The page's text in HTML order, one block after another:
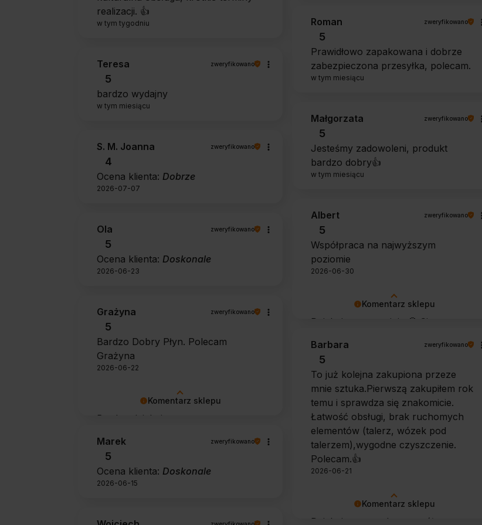
realizacji. 👍️
w tym tygodniu Roman zweryfikowano
5
Prawidłowo zapakowana i dobrze
zabezpieczona przesyłka, polecam.
w tym miesiącu
Teresa zweryfikowano
5
bardzo wydajny
w tym miesiącu
Małgorzata zweryfikowano
5
Jesteśmy zadowoleni, produkt
bardzo dobry👍️
w tym miesiącu
S. M. Joanna zweryfikowano
4
Ocena klienta: Dobrze
2026-07-07
Komentarz sklepu
Dziękujemy za opinię 🙂 Cieszymy
zakup spełniły Pana oczekiwania.
Dziękujemy za zaufanie.
Albert zweryfikowano
5
Współpraca na najwyższym
poziomie
2026-06-30
Ola zweryfikowano
5
Ocena klienta: Doskonale
2026-06-23
Komentarz sklepu
Bardzo dziękujemy za pozytywną
zapewniał doskonałe efekty przy
każdym użyciu.
Grażyna zweryfikowano
5
Bardzo Dobry Płyn. Polecam
Grażyna
2026-06-22
Komentarz sklepu
Dziękujemy za tak szczegółową
Barbara zweryfikowano
5
To już kolejna zakupiona przeze
mnie sztuka.Pierwszą zakupiłem rok
temu i sprawdza się znakomicie.
Łatwość obsługi, brak ruchomych
elementów (talerz, wózek pod
talerzem),wygodne czyszczenie.
Polecam.👍️
2026-06-21
Marek zweryfikowano
5
Ocena klienta: Doskonale
2026-06-15